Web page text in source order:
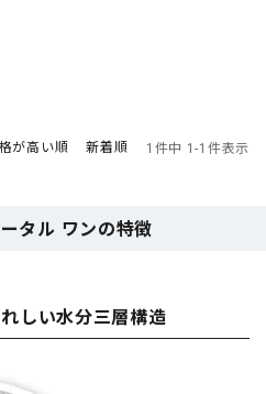
が高い順 新着順 1 件中 1-1 件表示
タル ワンの特徴
しい水分三層構造